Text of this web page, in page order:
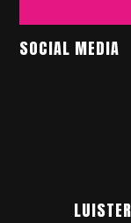
SOCIAL MEDIA